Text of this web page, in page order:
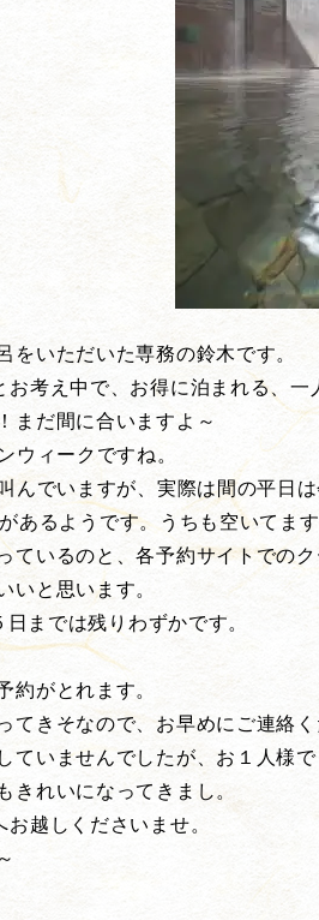
をいただいた専務の鈴木です。
考え中で、お得に泊まれる、一
まだ間に合いますよ～
ウィークですね。
んでいますが、実際は間の平日
あるようです。うちも空いてます
ているのと、各予約サイトで
いと思います。
までは残りわずかです。
約がとれます。
てきそなので、お早めにご連絡く
ていませんでしたが、お１人様
きれいになってきまし。
越しくださいませ。